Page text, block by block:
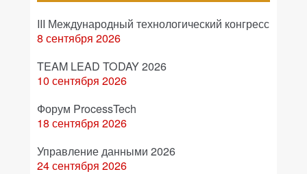
III Международный технологический конгресс
8 сентября 2026
TEAM LEAD TODAY 2026
10 сентября 2026
Форум ProcessTech
18 сентября 2026
Управление данными 2026
24 сентября 2026